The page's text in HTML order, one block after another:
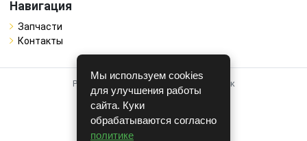
Навигация
Запчасти
Контакты
Работает на системе для авторазборок
CARRO.БИЗНЕС
Полная версия
Мы используем cookies
для улучшения работы
сайта. Куки
обрабатываются согласно
политике